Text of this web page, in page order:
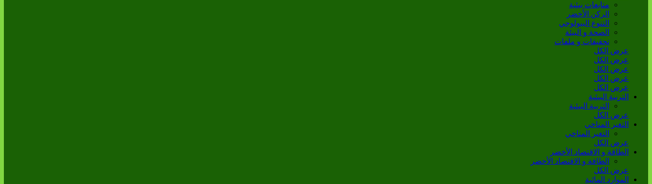
متابعات بيئية
الركن الأخضر
التنوع البيولوجي
الصحة و البيئة
تحقيقات و ملفات
عرض الكل
عرض الكل
عرض الكل
عرض الكل
عرض الكل
التربية البيئية
التربية البيئية
عرض الكل
التغير المناخي
التغير المناخي
عرض الكل
الطاقة و الاقتصاد الأخضر
الطاقة و الاقتصاد الأخضر
عرض الكل
الموارد المائية